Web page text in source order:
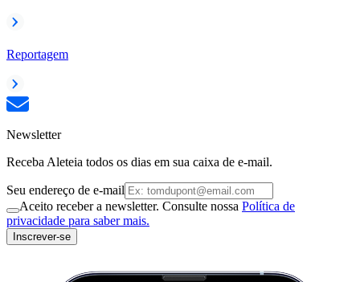
Reportagem
Newsletter
Receba Aleteia todos os dias em sua caixa de e-mail.
Seu endereço de e-mail
Aceito receber a newsletter. Consulte nossa Política de
privacidade para saber mais.
Inscrever-se